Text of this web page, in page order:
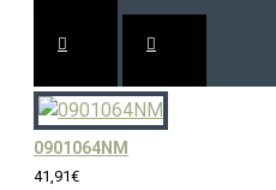
0901064NM
41,91€